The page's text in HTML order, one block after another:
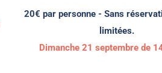
20€ par personne - Sans
limitées.
Dimanche 21 septembre de